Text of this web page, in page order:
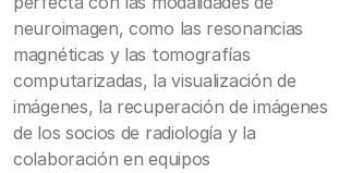
neuroimagen, como las resonancias
magnéticas y las tomografías
computarizadas, la visualización de
imágenes, la recuperación de imágenes
de los socios de radiología y la
colaboración en equipos